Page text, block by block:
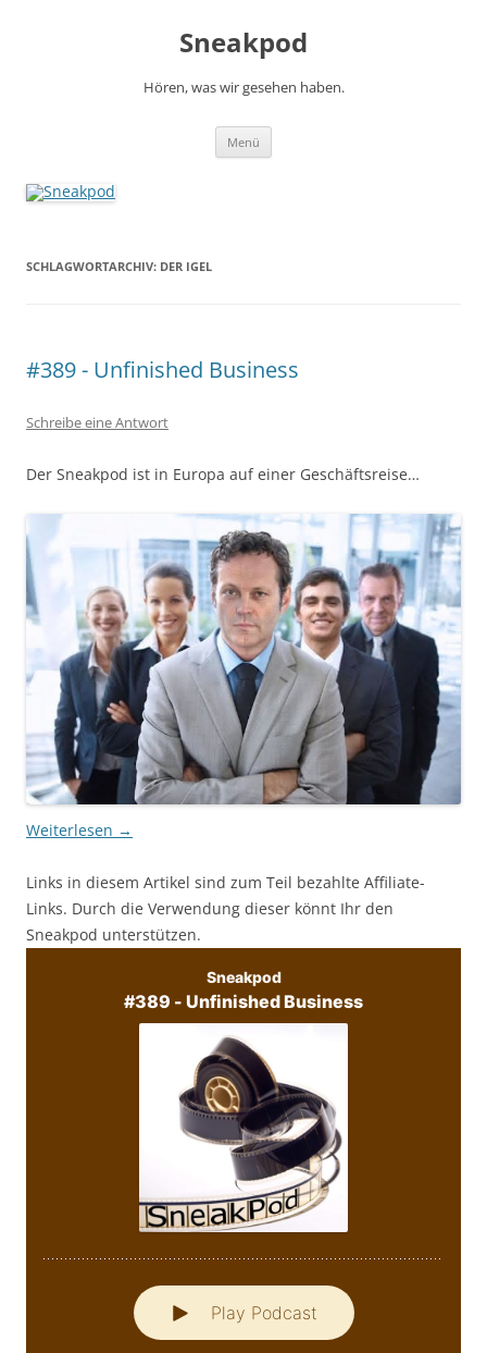
Sneakpod
Hören, was wir gesehen haben.
Menü
SCHLAGWORTARCHIV: DER IGEL
#389 - Unfinished Business
Schreibe eine Antwort
Der Sneakpod ist in Europa auf einer Geschäftsreise…
Weiterlesen →
Links in diesem Artikel sind zum Teil bezahlte Affiliate-
Links. Durch die Verwendung dieser könnt Ihr den
Sneakpod unterstützen.